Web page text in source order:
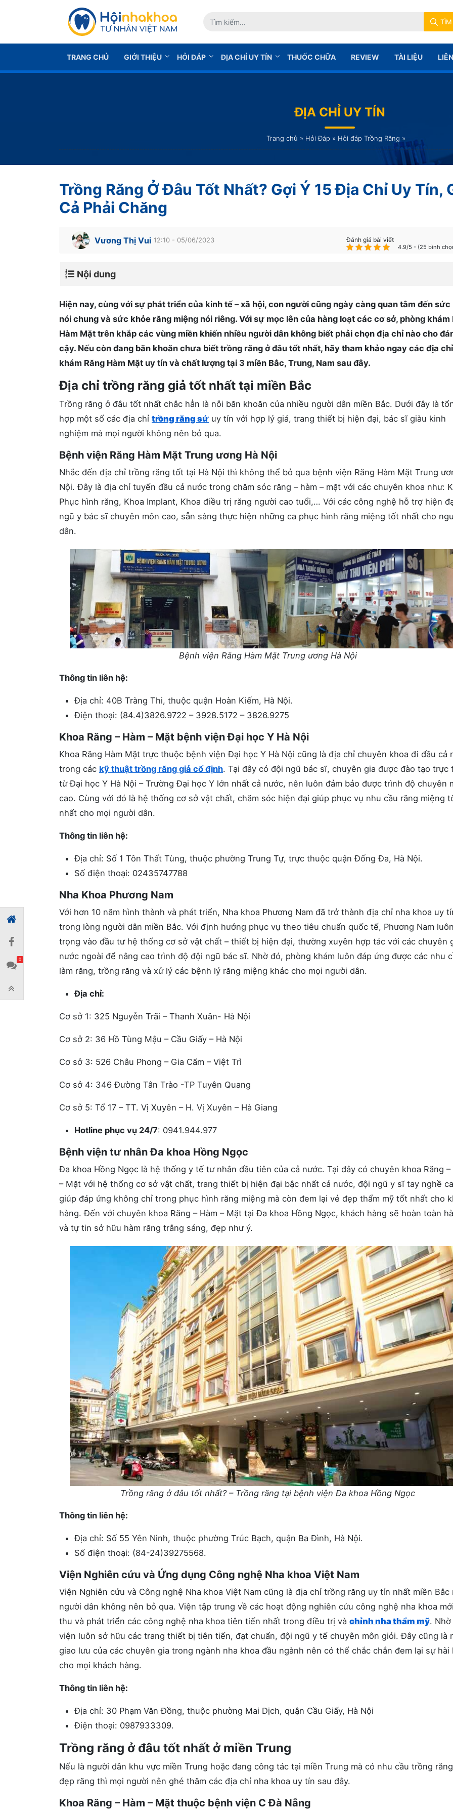
TÌM
TRANG CHỦ GIỚI THIỆU HỎI ĐÁP ĐỊA CHỈ UY TÍN THUỐC CHỮA REVIEW TÀI LIỆU
ĐỊA CHỈ UY TÍN
Trang chủ » Hỏi Đáp » Hỏi đáp Trồng Răng »
Trồng Răng Ở Đâu Tốt Nhất? Gợi Ý 15 Địa Chỉ Uy Tín,
Cả Phải Chăng
Vương Thị Vui 12:10 - 05/06/2023 Đánh giá bài viết
4.9/5 - (25 bình
Nội dung
Hiện nay, cùng với sự phát triển của kinh tế – xã hội, con người cũng ngày càng quan tâm đến sức
nói chung và sức khỏe răng miệng nói riêng. Với sự mọc lên của hàng loạt các cơ sở, phòng khám
Hàm Mặt trên khắp các vùng miền khiến nhiều người dân không biết phải chọn địa chỉ nào cho
cậy. Nếu còn đang băn khoăn chưa biết trồng răng ở đâu tốt nhất, hãy tham khảo ngay các địa chỉ
khám Răng Hàm Mặt uy tín và chất lượng tại 3 miền Bắc, Trung, Nam sau đây.
Địa chỉ trồng răng giả tốt nhất tại miền Bắc
Trồng răng ở đâu tốt nhất chắc hẳn là nỗi băn khoăn của nhiều người dân miền Bắc. Dưới đây là
hợp một số các địa chỉ trồng răng sứ uy tín với hợp lý giá, trang thiết bị hiện đại, bác sĩ giàu kinh
nghiệm mà mọi người không nên bỏ qua.
Bệnh viện Răng Hàm Mặt Trung ương Hà Nội
Nhắc đến địa chỉ trồng răng tốt tại Hà Nội thì không thể bỏ qua bệnh viện Răng Hàm Mặt Trung
Nội. Đây là địa chỉ tuyến đầu cả nước trong chăm sóc răng – hàm – mặt với các chuyên khoa như:
Phục hình răng, Khoa Implant, Khoa điều trị răng người cao tuổi,… Với các công nghệ hỗ trợ hiện
ngũ y bác sĩ chuyên môn cao, sẵn sàng thực hiện những ca phục hình răng miệng tốt nhất cho
dân.
Bệnh viện Răng Hàm Mặt Trung ương Hà Nội
Thông tin liên hệ:
Địa chỉ: 40B Tràng Thi, thuộc quận Hoàn Kiếm, Hà Nội.
Điện thoại: (84.4)3826.9722 – 3928.5172 – 3826.9275
Khoa Răng – Hàm – Mặt bệnh viện Đại học Y Hà Nội
Khoa Răng Hàm Mặt trực thuộc bệnh viện Đại học Y Hà Nội cũng là địa chỉ chuyên khoa đi đầu cả
trong các kỹ thuật trồng răng giả cố định. Tại đây có đội ngũ bác sĩ, chuyên gia được đào tạo trực
từ Đại học Y Hà Nội – Trường Đại học Y lớn nhất cả nước, nên luôn đảm bảo được trình độ chuyên
cao. Cùng với đó là hệ thống cơ sở vật chất, chăm sóc hiện đại giúp phục vụ nhu cầu răng miệng
nhất cho mọi người dân.
Thông tin liên hệ:
Địa chỉ: Số 1 Tôn Thất Tùng, thuộc phường Trung Tự, trực thuộc quận Đống Đa, Hà Nội.
Số điện thoại: 02435747788
Nha Khoa Phương Nam
Với hơn 10 năm hình thành và phát triển, Nha khoa Phương Nam đã trở thành địa chỉ nha khoa uy
trong lòng người dân miền Bắc. Với định hướng phục vụ theo tiêu chuẩn quốc tế, Phương Nam
trọng vào đầu tư hệ thống cơ sở vật chất – thiết bị hiện đại, thường xuyên hợp tác với các chuyên
nước ngoài để nâng cao trình độ đội ngũ bác sĩ. Nhờ đó, phòng khám luôn đáp ứng được các nhu
làm răng, trồng răng và xử lý các bệnh lý răng miệng khác cho mọi người dân.
Địa chỉ:
Cơ sở 1: 325 Nguyễn Trãi – Thanh Xuân- Hà Nội
Cơ sở 2: 36 Hồ Tùng Mậu – Cầu Giấy – Hà Nội
Cơ sở 3: 526 Châu Phong – Gia Cẩm – Việt Trì
Cơ sở 4: 346 Đường Tân Trào -TP Tuyên Quang
Cơ sở 5: Tổ 17 – TT. Vị Xuyên – H. Vị Xuyên – Hà Giang
Hotline phục vụ 24/7: 0941.944.977
Bệnh viện tư nhân Đa khoa Hồng Ngọc
Đa khoa Hồng Ngọc là hệ thống y tế tư nhân đầu tiên của cả nước. Tại đây có chuyên khoa Răng –
– Mặt với hệ thống cơ sở vật chất, trang thiết bị hiện đại bậc nhất cả nước, đội ngũ y sĩ tay nghề
giúp đáp ứng không chỉ trong phục hình răng miệng mà còn đem lại vẻ đẹp thẩm mỹ tốt nhất cho
hàng. Đến với chuyên khoa Răng – Hàm – Mặt tại Đa khoa Hồng Ngọc, khách hàng sẽ hoàn toàn
và tự tin sở hữu hàm răng trắng sáng, đẹp như ý.
Trồng răng ở đâu tốt nhất? – Trồng răng tại bệnh viện Đa khoa Hồng Ngọc
Thông tin liên hệ:
Địa chỉ: Số 55 Yên Ninh, thuộc phường Trúc Bạch, quận Ba Đình, Hà Nội.
Số điện thoại: (84-24)39275568.
Viện Nghiên cứu và Ứng dụng Công nghệ Nha khoa Việt Nam
Viện Nghiên cứu và Công nghệ Nha khoa Việt Nam cũng là địa chỉ trồng răng uy tín nhất miền Bắc
người dân không nên bỏ qua. Viện tập trung về các hoạt động nghiên cứu công nghệ nha khoa
thu và phát triển các công nghệ nha khoa tiên tiến nhất trong điều trị và chỉnh nha thẩm mỹ. Nhờ
viện luôn sở hữu các trang thiết bị tiên tiến, đạt chuẩn, đội ngũ y tế chuyên môn giỏi. Đây cũng là
giao lưu của các chuyên gia trong ngành nha khoa đầu ngành nên có thể chắc chắn đem lại sự hài
cho mọi khách hàng.
Thông tin liên hệ:
Địa chỉ: 30 Phạm Văn Đồng, thuộc phường Mai Dịch, quận Cầu Giấy, Hà Nội
Điện thoại: 0987933309.
Trồng răng ở đâu tốt nhất ở miền Trung
Nếu là người dân khu vực miền Trung hoặc đang công tác tại miền Trung mà có nhu cầu trồng
đẹp răng thì mọi người nên ghé thăm các địa chỉ nha khoa uy tín sau đây.
Khoa Răng – Hàm – Mặt thuộc bệnh viện C Đà Nẵng
0